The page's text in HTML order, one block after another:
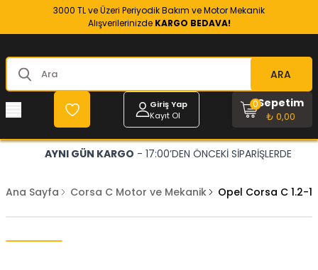
3000 TL ve Üzeri Periyodik Bakım ve Motor Mekanik
Alışverilerinizde KARGO BEDAVA!
ARA
Giriş Yap
Kayıt Ol
Sepetim
₺ 0,00
0
AYNI GÜN KARGO - 17:00’DEN ÖNCEKİ SİPARİŞLERDE
Ana Sayfa Corsa C Motor ve Mekanik Opel Corsa C 1.2-